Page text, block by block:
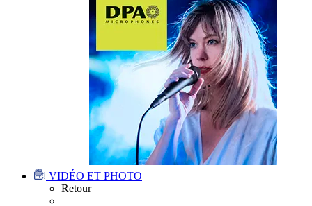
VIDÉO ET PHOTO
Retour